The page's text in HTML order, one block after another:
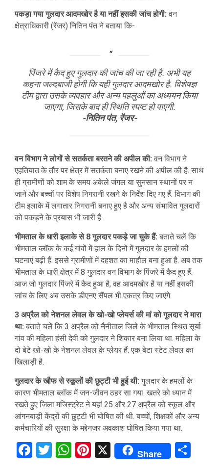
पकड़ा गया गुलदार आदमखोर है या नहीं इसकी जांच होगी: वन
क्षेत्राधिकारी (रेंजर) नितिन पंत ने बताया कि-
पिंजरे में कैद हुए गुलदार की जांच की जा रही है. अभी यह
कहना जल्दबाजी होगी कि यही गुलदार आदमखोर है. विशेषज्ञ
टीम द्वारा उसके व्यवहार और अन्य पहलुओं का अध्ययन किया
जाएगा, जिसके बाद ही स्थिति स्पष्ट हो पाएगी.
-नितिन पंत, रेंजर-
वन विभाग ने लोगों से सतर्कता बरतने की अपील की: वन विभाग ने
एहतियात के तौर पर क्षेत्र में सतर्कता बनाए रखने की अपील की है. साथ
ही ग्रामीणों को शाम के समय अकेले जंगल या सुनसान स्थानों पर न
जाने और बच्चों पर विशेष निगरानी रखने के निर्देश दिए गए हैं. विभाग की
टीम इलाके में लगातार निगरानी बनाए हुए है और अन्य संभावित गुलदारों
को पकड़ने के प्रयास भी जारी हैं.
भीमताल के धारी इलाके से 8 गुलदार पकड़े जा चुके हैं: बताते चलें कि
भीमताल ब्लॉक के कई गांवों में हाल के दिनों में गुलदार के हमलों की
घटनाएं बढ़ी हैं. इससे ग्रामीणों में दहशत का माहौल बना हुआ है. अब तक
भीमताल के धारी क्षेत्र में 8 गुलदार वन विभाग के पिंजरे में कैद हुए हैं.
आज जो गुलदार पिंजरे में कैद हुआ है, वह आदमखोर है या नहीं इसकी
जांच के लिए अब उसके डीएनए सैंपल भी एकत्र किए जाएंगे.
3 अप्रैल को नेशनल लेवल के खो-खो प्लेयर्स की मां को गुलदार ने मारा
था: बताते चलें कि 3 अप्रैल को नैनीताल जिले के भीमताल स्थित सूर्या
गांव की महिला हंसी देवी को गुलदार ने शिकार बना लिया था. महिला के
दो बेटे खो-खो के नेशनल लेवल के प्लेयर हैं. एक बेटा स्टेट लेवल का
खिलाड़ी है.
गुलदार के खौफ से स्कूलों की छुट्टी भी हुई थी: गुलदार के हमलों के
कारण भीमताल ब्लॉक में जन-जीवन ठहर सा गया. खतरे को ध्यान में
रखते हुए जिला मजिस्ट्रेट ने यहां 25 और 27 अप्रैल को स्कूल और
आंगनबाड़ी केंद्रों की छुट्टी भी घोषित की थी. बच्चों, शिक्षकों और अन्य
कर्मचारियों की सुरक्षा के मद्देनजर अवकाश घोषित किया गया था.
Facebook
Twitter
WhatsApp
Pinterest
X Share